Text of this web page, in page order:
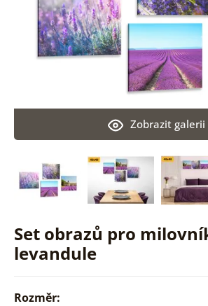
Set obrazů pro
levandule
Zobrazit galerii
Rozměr: